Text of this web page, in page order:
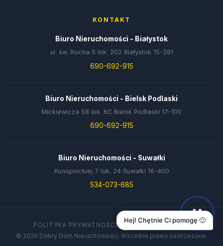
KONTAKT
Biuro Nieruchomości - Białystok
ul. św. Rocha 5 lok. 202 Białystok 15-281
690-692-915
Biuro Nieruchomości - Bielsk Podlaski
Mickiewicza 58 lok. 6C Bielsk Podlaski 17-100
690-692-915
Biuro Nieruchomości - Suwałki
Konopnickiej 7 lok. 24 Suwałki 16-400
534-073-685
POLITYKA PRYWATNOŚCIDANE FIRMYKONTAKT
© 2026 Dobry Dom Nieruchomości. Wszelkie prawa zastrzeżone.
Hej! Chętnie Ci pomogę 🙂